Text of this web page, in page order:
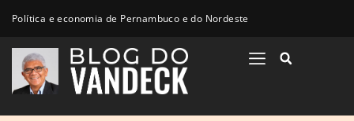
Política e economia de Pernambuco e do Nordeste